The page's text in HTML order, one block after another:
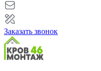
Заказать звонок